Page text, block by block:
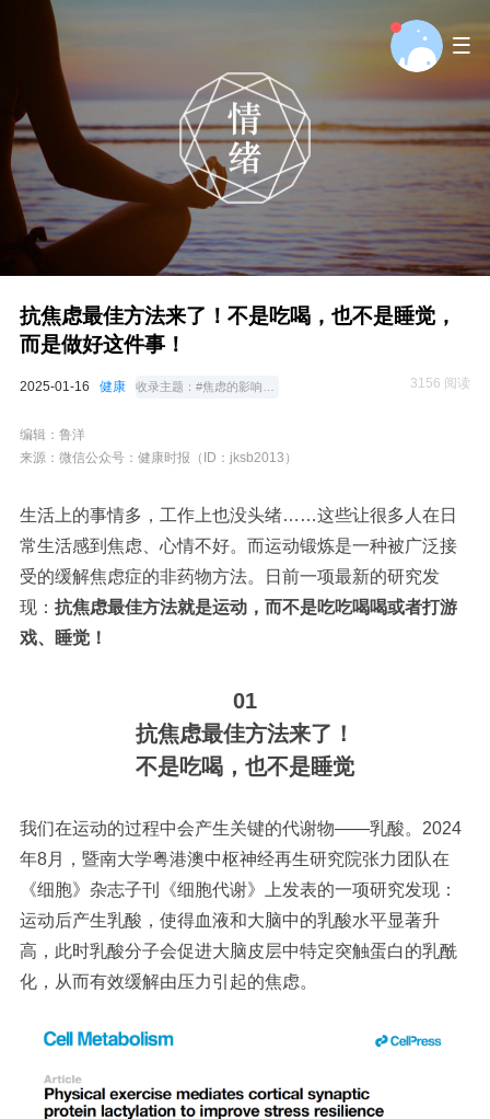
抗焦虑最佳方法来了！不是吃喝，也不是睡觉，
而是做好这件事！
2025-01-16 健康 收录主题： #焦虑的影响和调节 3156 阅读
编辑： 鲁洋
来源：微信公众号： 健康时报（ID：jksb2013）
生活上的事情多，工作上也没头绪……这些让很多人在日
常生活感到焦虑、心情不好。而运动锻炼是一种被广泛接
受的缓解焦虑症的非药物方法。日前一项最新的研究发
现： 抗焦虑最佳方法就是运动，而不是吃吃喝喝或者打游
戏、睡觉！
01
抗焦虑最佳方法来了！
不是吃喝，也不是睡觉
我们在运动的过程中会产生关键的代谢物——乳酸。2024
年8月，暨南大学粤港澳中枢神经再生研究院张力团队在
《细胞》杂志子刊《细胞代谢》上发表的一项研究发现：
运动后产生乳酸，使得血液和大脑中的乳酸水平显著升
高，此时乳酸分子会促进大脑皮层中特定突触蛋白的乳酰
化，从而有效缓解由压力引起的焦虑。